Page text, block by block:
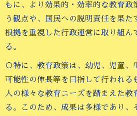
もに、より効果的・効率的な教育政
う観点や、国民への説明責任を果た
根拠を重視した行政運営に取り組ん
る。
○特に、教育政策は、幼児、児童、
可能性の伸長等を目指して行われる
人の様々な教育ニーズを踏まえた教
る。このため、成果は多様であり、